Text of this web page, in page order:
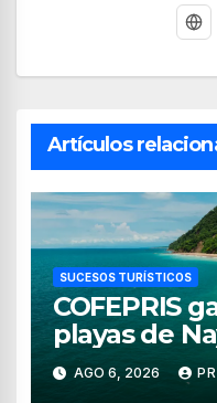
Artículos
SUCESOS TURÍSTICOS
COFEPRIS
playas de
para uso
AGO 6, 2026